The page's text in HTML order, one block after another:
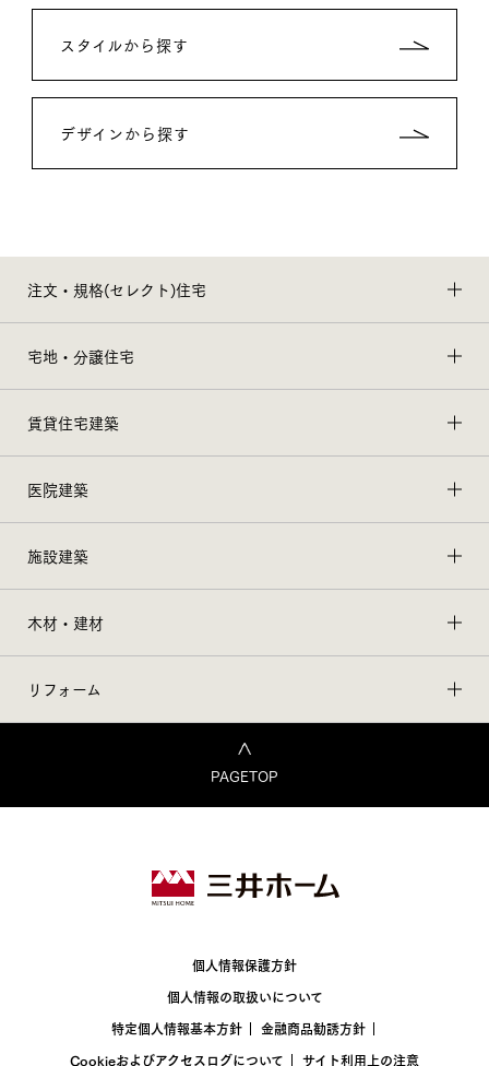
スタイルから探す
デザインから探す
注文・規格(セレクト)住宅
宅地・分譲住宅
賃貸住宅建築
医院建築
施設建築
木材・建材
リフォーム
PAGETOP
個人情報保護方針
個人情報の取扱いについて
特定個人情報基本方針
金融商品勧誘方針
Cookieおよびアクセスログについて
サイト利用上の注意